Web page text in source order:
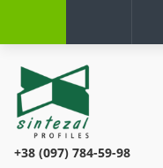
+38 (097) 784-59-98